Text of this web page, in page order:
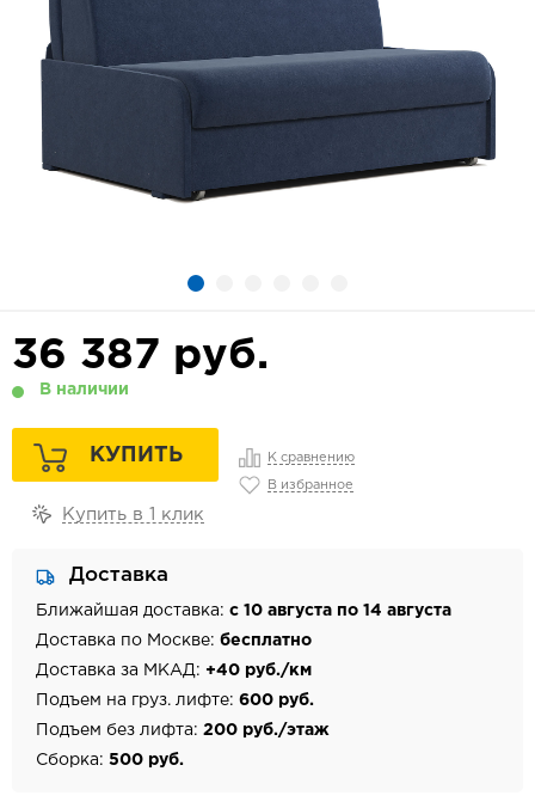
36 387 руб.
В наличии
КУПИТЬ К сравнению
В избранное
Купить в 1 клик
Доставка
Ближайшая доставка: с 10 августа по 14 августа
Доставка по Москве: бесплатно
Доставка за МКАД: +40 руб./км
Подъем на груз. лифте: 600 руб.
Подъем без лифта: 200 руб./этаж
Сборка: 500 руб.